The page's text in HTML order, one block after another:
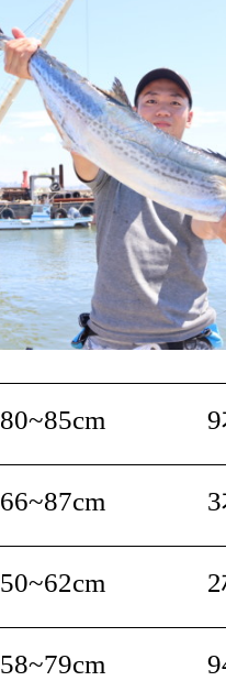
80~85cm
66~87cm
50~62cm
58~79cm